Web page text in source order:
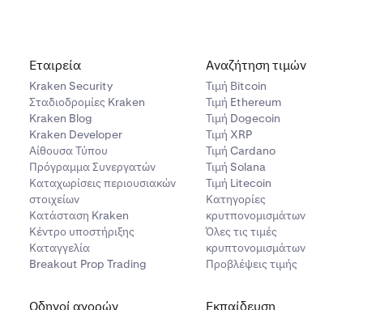
Εταιρεία
Kraken Security
Σταδιοδρομίες Kraken
Kraken Blog
Kraken Developer
Αίθουσα Τύπου
Πρόγραμμα Συνεργατών
Καταχωρίσεις περιουσιακών
στοιχείων
Κατάσταση Kraken
Κέντρο υποστήριξης
Καταγγελία
Breakout Prop Trading
Αναζήτηση τιμών
Τιμή Βitcoin
Τιμή Ethereum
Τιμή Dogecoin
Τιμή XRP
Τιμή Cardano
Τιμή Solana
Τιμή Litecoin
Κατηγορίες
κρυτπονομισμάτων
Όλες τις τιμές
κρυπτονομισμάτων
Προβλέψεις τιμής
Οδηγοί αγορών
Εκπαίδευση